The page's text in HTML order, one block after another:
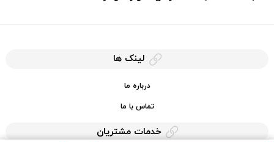
لینک ها
درباره ما
تماس با ما
خدمات مشتریان